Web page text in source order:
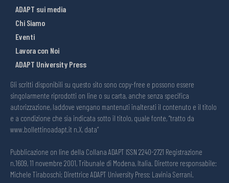
ADAPT sui media
Chi Siamo
Eventi
Lavora con Noi
ADAPT University Press
Gli scritti disponibili su questo sito sono copy-free e possono essere
singolarmente riprodotti on line o su carta, anche senza specifica
autorizzazione, laddove vengano mantenuti inalterati il contenuto e il titolo
e a condizione che sia indicata sotto il titolo, quale fonte, “tratto da
www.bollettinoadapt.it n.X, data“
Pubblicazione on line della Collana ADAPT ISSN 2240-2721 Registrazione
n.1609, 11 novembre 2001, Tribunale di Modena, Italia. Direttore responsabile:
Michele Tiraboschi; Direttrice ADAPT University Press: Lavinia Serrani.